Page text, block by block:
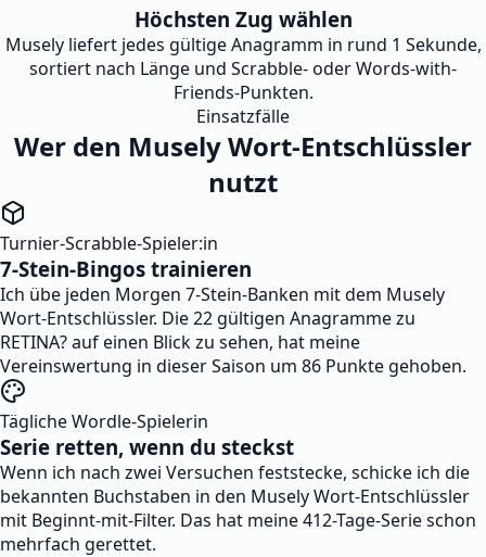
Höchsten Zug wählen
Musely liefert jedes gültige Anagramm in rund 1 Sekunde,
sortiert nach Länge und Scrabble- oder Words-with-
Friends-Punkten.
Einsatzfälle
Wer den Musely Wort-Entschlüssler
nutzt
Turnier-Scrabble-Spieler:in
7-Stein-Bingos trainieren
Ich übe jeden Morgen 7-Stein-Banken mit dem Musely
Wort-Entschlüssler. Die 22 gültigen Anagramme zu
RETINA? auf einen Blick zu sehen, hat meine
Vereinswertung in dieser Saison um 86 Punkte gehoben.
Tägliche Wordle-Spielerin
Serie retten, wenn du steckst
Wenn ich nach zwei Versuchen feststecke, schicke ich die
bekannten Buchstaben in den Musely Wort-Entschlüssler
mit Beginnt-mit-Filter. Das hat meine 412-Tage-Serie schon
mehrfach gerettet.